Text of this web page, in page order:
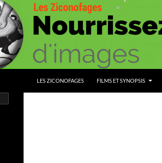
LES ZICONOFAGES FILMS ET SYNOPSIS